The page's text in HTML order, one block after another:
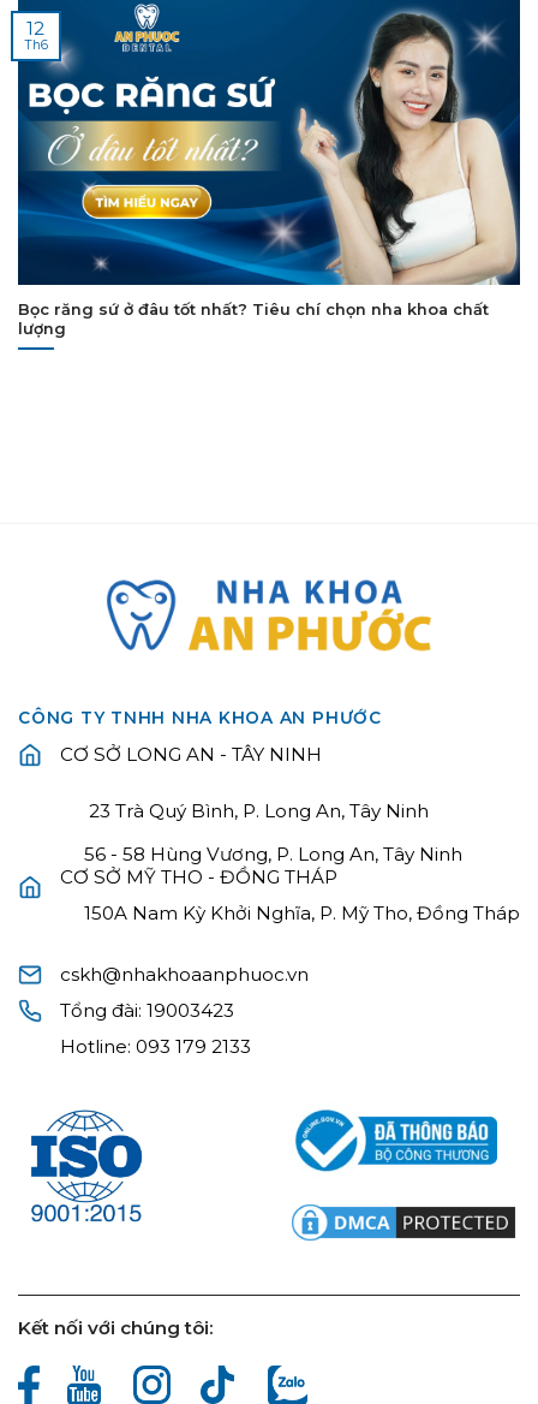
Bọc răng sứ ở đâu tốt nhất? Tiêu chí chọn nha khoa chất
lượng
12
Th6
CÔNG TY TNHH NHA KHOA AN PHƯỚC
CƠ SỞ LONG AN - TÂY NINH
23 Trà Quý Bình, P. Long An, Tây Ninh
56 - 58 Hùng Vương, P. Long An, Tây Ninh
CƠ SỞ MỸ THO - ĐỒNG THÁP
150A Nam Kỳ Khởi Nghĩa, P. Mỹ Tho, Đồng Tháp
cskh@nhakhoaanphuoc.vn
Tổng đài:19003423
Hotline:093 179 2133
Kết nối với chúng tôi: